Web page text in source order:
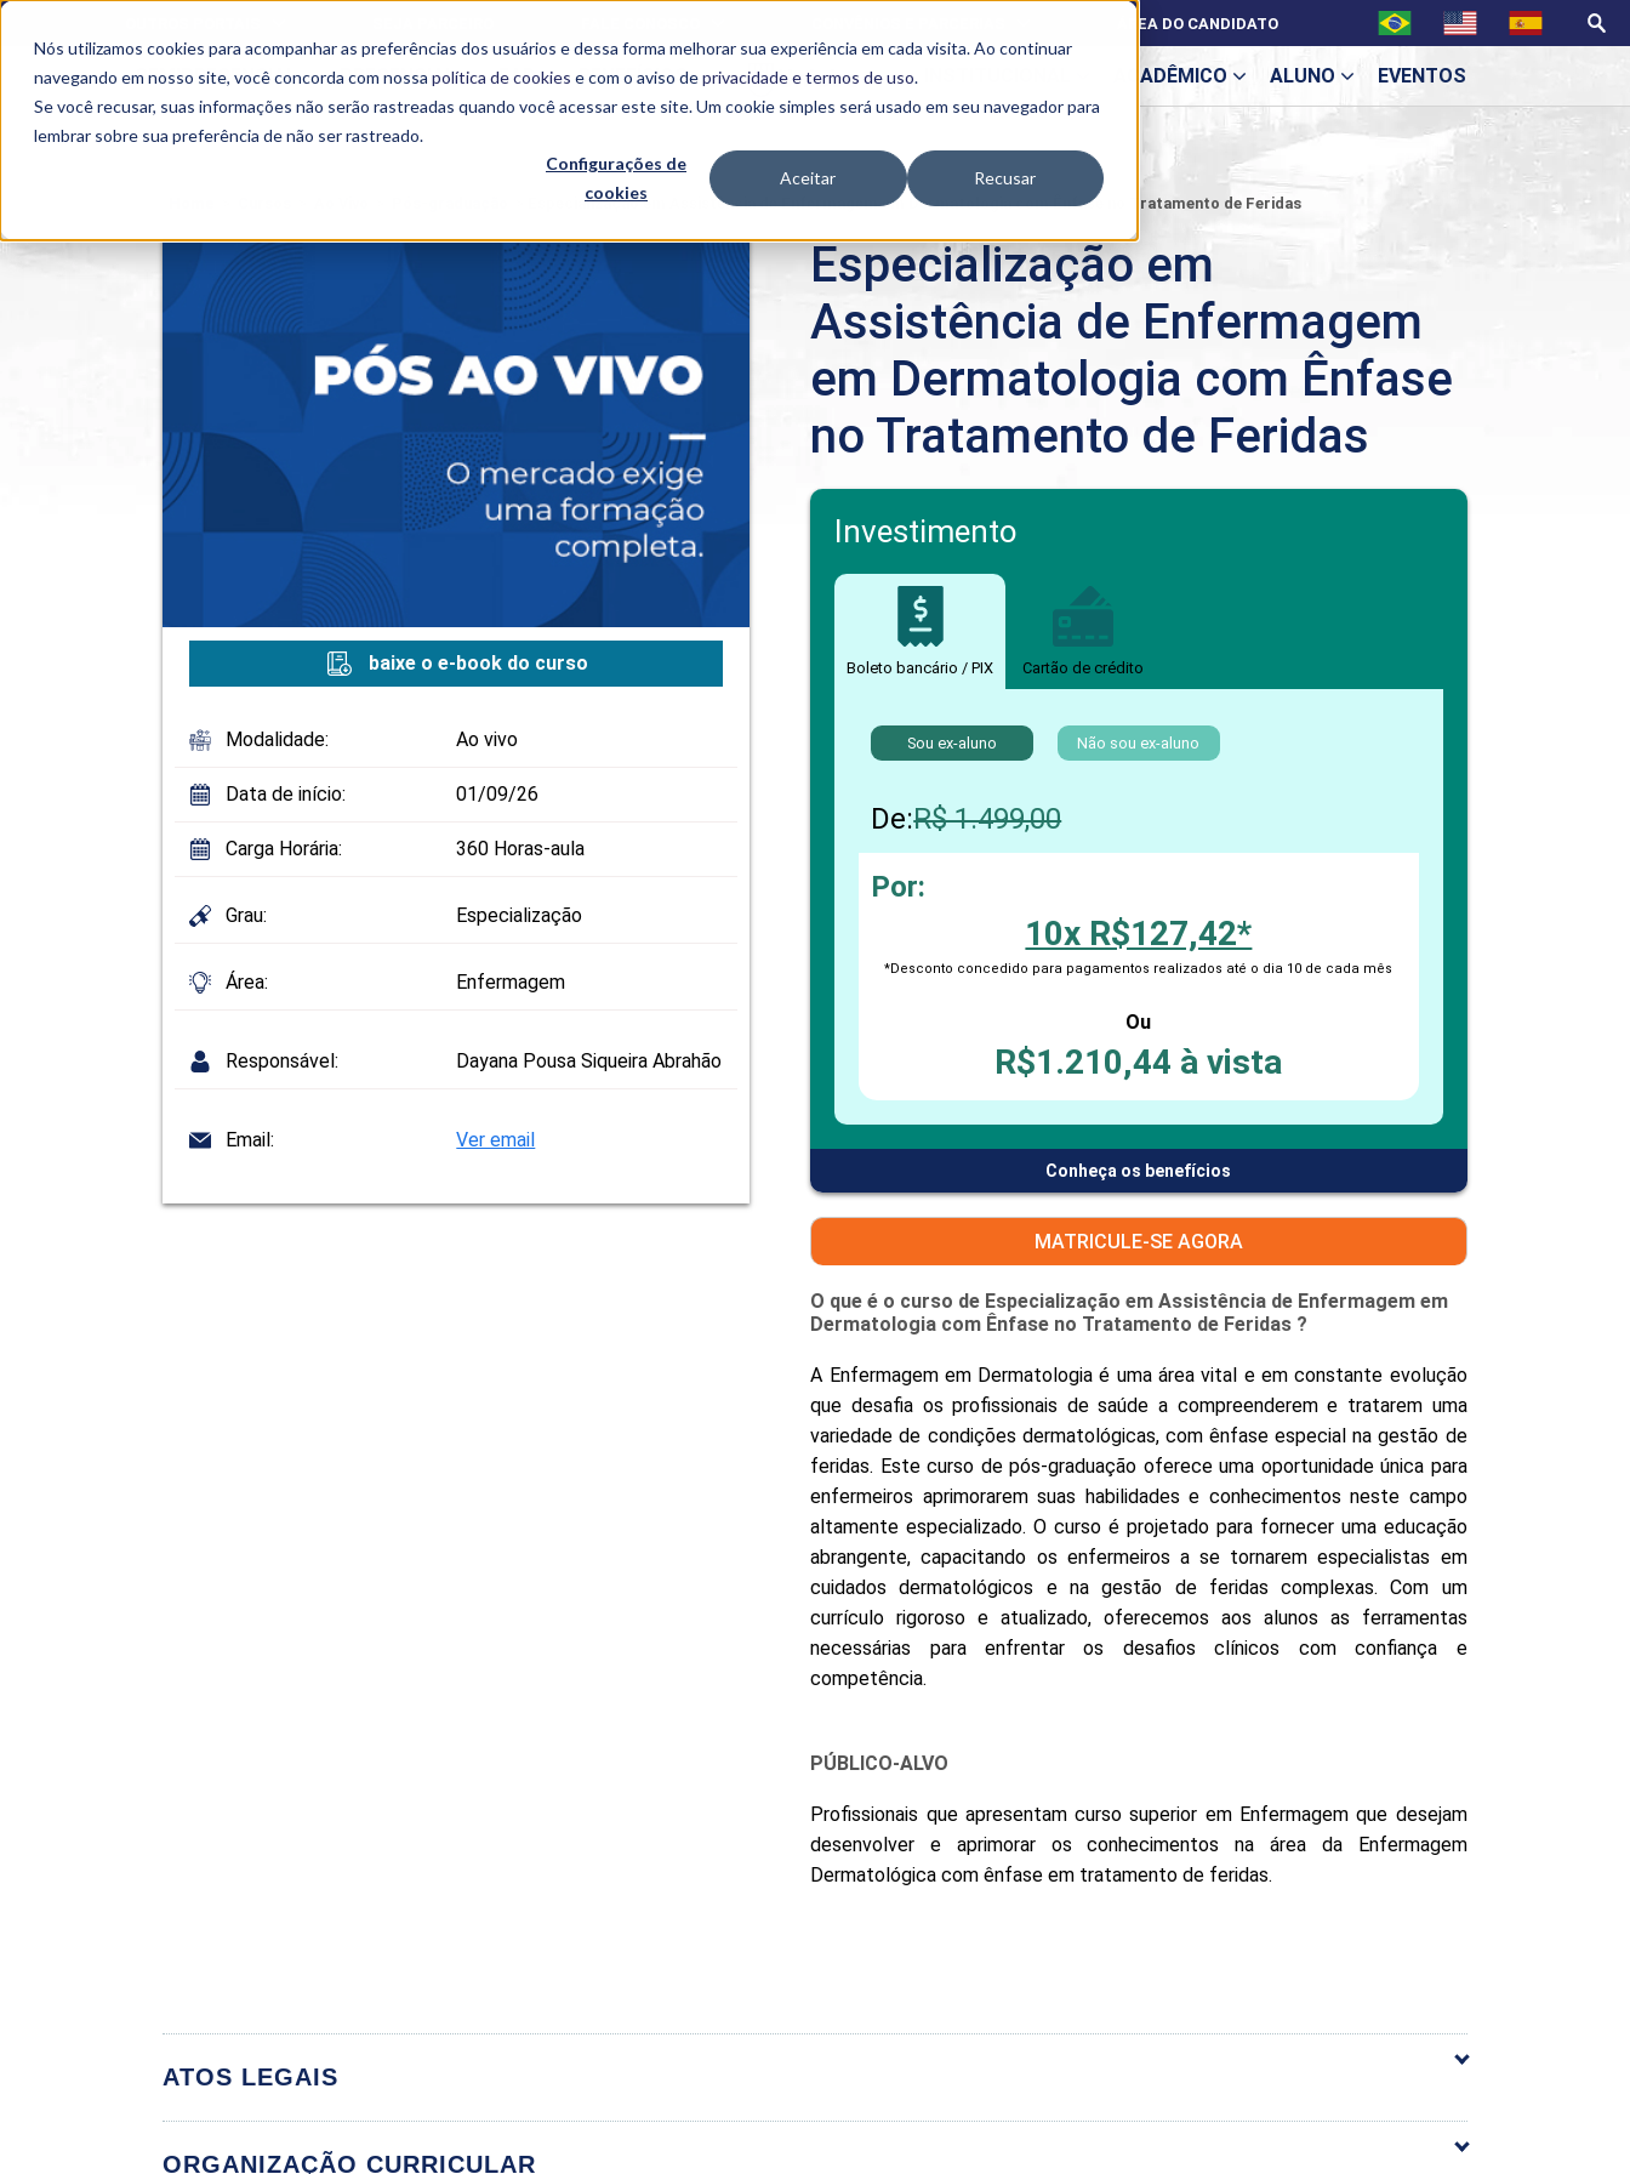
Nós utilizamos cookies para acompanhar as preferências dos usuários e dessa forma melhorar sua experiência em cada visita. Ao continuar
navegando em nosso site, você concorda com nossa política de cookies e com o aviso deprivacidade e termos de uso.
Se você recusar, suas informações não serão rastreadas quando você acessar este site. Um cookie simples será usado em seu navegador para
lembrar sobre sua preferência de não ser rastreado.
Configurações de
cookies
Aceitar Recusar
SEMIPRESENCIAL PRESENCIAL EAD BENEFÍCIOS ACADÊMICO
Acadêmicos
PROEST
PIME
Programas de
Pesquisa e
MPHU
Unitecne
NIT
PROED
ALUNO EVENTOS
ÁREA DO CANDIDATO
Especialização em Assistência de Enfermagem em Dermatologia com Ênfase no Tratamento de Feridas
baixe o e-book do curso
Modalidade: Ao vivo
Data de início: 01/09/26
Carga Horária: 360 Horas-aula
Grau: Especialização
Área: Enfermagem
Responsável: Dayana Pousa Siqueira Abrahão
Email: Ver email
Especialização em
Assistência de Enfermagem
em Dermatologia com Ênfase
no Tratamento de Feridas
Investimento
Boleto bancário / PIX Cartão de crédito
Sou ex-aluno Não sou ex-aluno
De:R$ 1.499,00
Por:
10x R$127,42*
*Desconto concedido para pagamentos realizados até o dia 10 de cada mês
Ou
R$1.210,44 à vista
Conheça os benefícios
MATRICULE-SE AGORA
O que é o curso de Especialização em Assistência de Enfermagem em
Dermatologia com Ênfase no Tratamento de Feridas ?
A Enfermagem em Dermatologia é uma área vital e em constante evolução
que desafia os profissionais de saúde a compreenderem e tratarem uma
variedade de condições dermatológicas, com ênfase especial na gestão de
feridas. Este curso de pós-graduação oferece uma oportunidade única para
enfermeiros aprimorarem suas habilidades e conhecimentos neste campo
altamente especializado. O curso é projetado para fornecer uma educação
abrangente, capacitando os enfermeiros a se tornarem especialistas em
cuidados dermatológicos e na gestão de feridas complexas. Com um
currículo rigoroso e atualizado, oferecemos aos alunos as ferramentas
necessárias para enfrentar os desafios clínicos com confiança e
competência.
PÚBLICO-ALVO
Profissionais que apresentam curso superior em Enfermagem que desejam
desenvolver e aprimorar os conhecimentos na área da Enfermagem
Dermatológica com ênfase em tratamento de feridas.
ATOS LEGAIS
ORGANIZAÇÃO CURRICULAR